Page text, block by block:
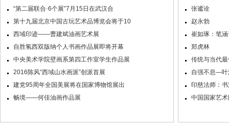
“第二届联合·6个展”7月15日在武汉合
第十九届北京中国古玩艺术品博览会将于10
西域印迹——曹建斌油画艺术展
自胜氢西双版纳个人书画作品展即将开幕
中央美术学院壁画系第四工作室学生作品展
2016陈风“西域山水画派”创派首展
建党95周年全国美展将在国家博物馆展出
畅境——何佳油画作品展
张谧诠
赵永勃
崔如琢：笔
郑虎林
传统与当代
自强不息—叶
印慈法师：
中国国家艺